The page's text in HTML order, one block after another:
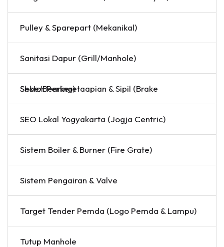
Pulley & Sparepart (Mekanikal)
Sanitasi Dapur (Grill/Manhole)
Sektor Perkeretaapian & Sipil (Brake Shoe/Bearing)
SEO Lokal Yogyakarta (Jogja Centric)
Sistem Boiler & Burner (Fire Grate)
Sistem Pengairan & Valve
Target Tender Pemda (Logo Pemda & Lampu)
Tutup Manhole